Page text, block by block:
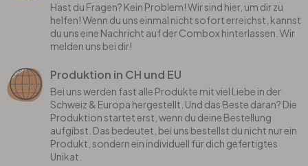
Hast du Fragen? Kein Problem! Wir sind hier, um dir zu
helfen! Wenn du uns einmal nicht sofort erreichst, kannst
du uns eine Nachricht auf der Combox hinterlassen. Wir
melden uns bei dir!
Produktion in CH und EU
Bei uns werden fast alle Produkte mit viel Liebe in der
Schweiz & Europa hergestellt. Und das Beste daran? Die
Produktion startet erst, wenn du deine Bestellung
aufgibst. Das bedeutet, bei uns bestellst du nicht nur ein
Produkt, sondern ein individuell für dich gefertigtes
Unikat.